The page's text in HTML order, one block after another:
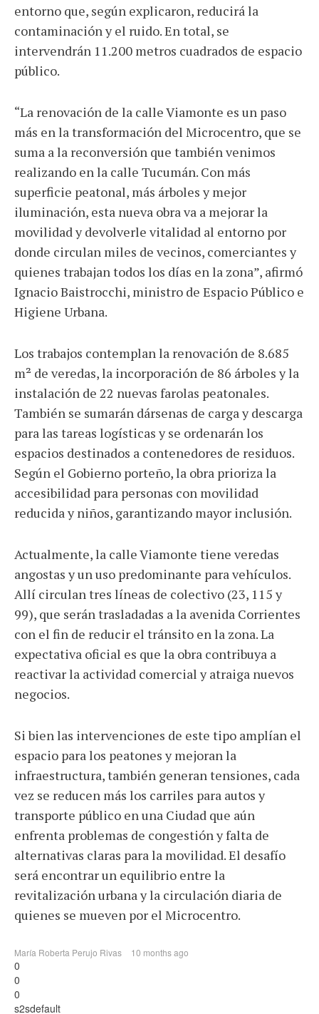
entorno que, según explicaron, reducirá la
contaminación y el ruido. En total, se
intervendrán 11.200 metros cuadrados de espacio
público.
“La renovación de la calle Viamonte es un paso
más en la transformación del Microcentro, que se
suma a la reconversión que también venimos
realizando en la calle Tucumán. Con más
superficie peatonal, más árboles y mejor
iluminación, esta nueva obra va a mejorar la
movilidad y devolverle vitalidad al entorno por
donde circulan miles de vecinos, comerciantes y
quienes trabajan todos los días en la zona”, afirmó
Ignacio Baistrocchi, ministro de Espacio Público e
Higiene Urbana.
Los trabajos contemplan la renovación de 8.685
m² de veredas, la incorporación de 86 árboles y la
instalación de 22 nuevas farolas peatonales.
También se sumarán dársenas de carga y descarga
para las tareas logísticas y se ordenarán los
espacios destinados a contenedores de residuos.
Según el Gobierno porteño, la obra prioriza la
accesibilidad para personas con movilidad
reducida y niños, garantizando mayor inclusión.
Actualmente, la calle Viamonte tiene veredas
angostas y un uso predominante para vehículos.
Allí circulan tres líneas de colectivo (23, 115 y
99), que serán trasladadas a la avenida Corrientes
con el fin de reducir el tránsito en la zona. La
expectativa oficial es que la obra contribuya a
reactivar la actividad comercial y atraiga nuevos
negocios.
Si bien las intervenciones de este tipo amplían el
espacio para los peatones y mejoran la
infraestructura, también generan tensiones, cada
vez se reducen más los carriles para autos y
transporte público en una Ciudad que aún
enfrenta problemas de congestión y falta de
alternativas claras para la movilidad. El desafío
será encontrar un equilibrio entre la
revitalización urbana y la circulación diaria de
quienes se mueven por el Microcentro.
María Roberta Perujo Rivas 10 months ago
0
0
0
s2sdefault